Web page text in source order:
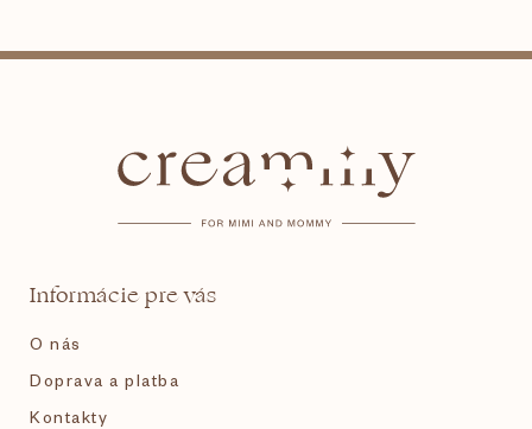
Informácie pre vás
O nás
Doprava a platba
Kontakty